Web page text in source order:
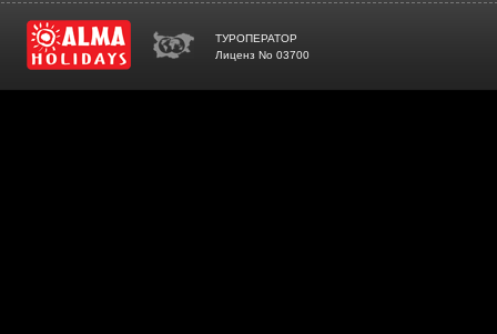
ТУРОПЕРАТОР
Лиценз No 03700